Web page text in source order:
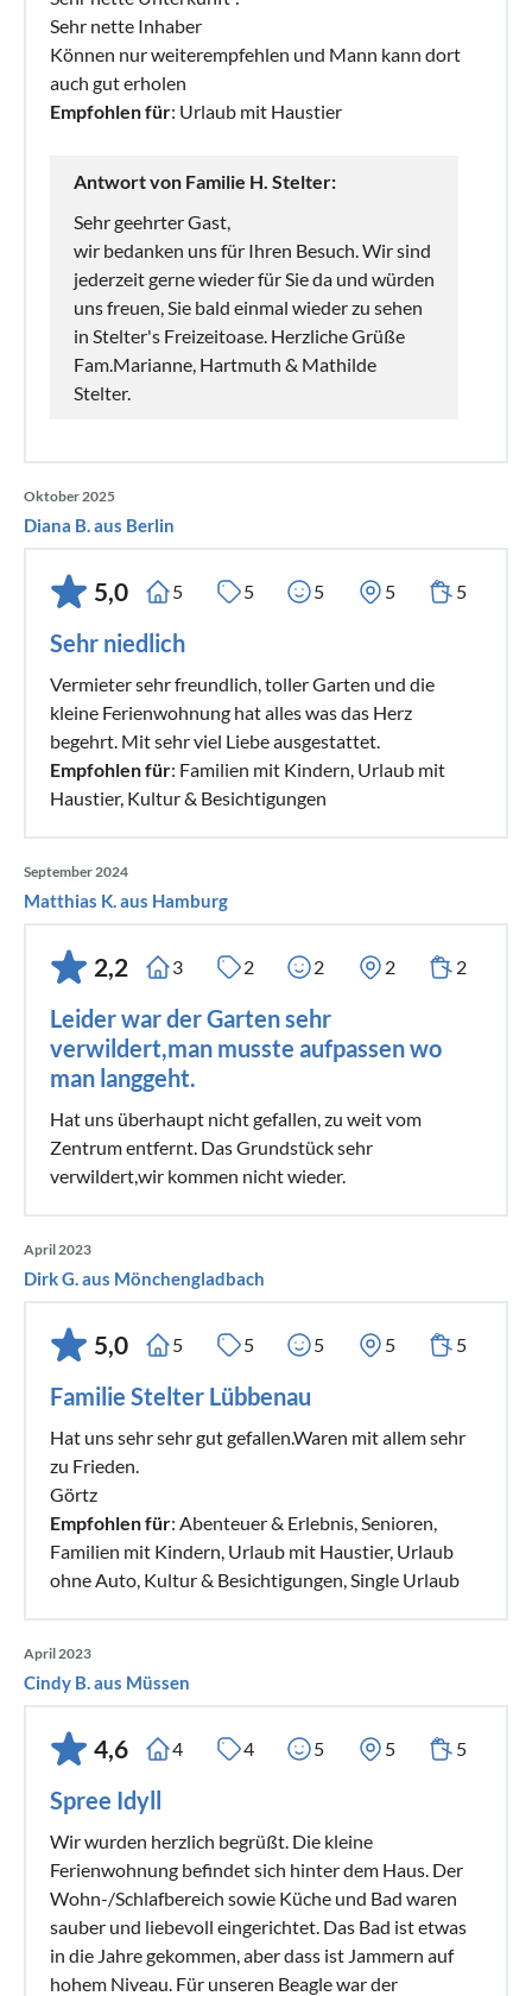
Sehr nette Inhaber
Können nur weiterempfehlen und Mann kann dort
auch gut erholen
Empfohlen für: Urlaub mit Haustier
Antwort von Familie H. Stelter:
Sehr geehrter Gast,
wir bedanken uns für Ihren Besuch. Wir sind
jederzeit gerne wieder für Sie da und würden
uns freuen, Sie bald einmal wieder zu sehen
in Stelter's Freizeitoase. Herzliche Grüße
Fam.Marianne, Hartmuth & Mathilde
Stelter.
Oktober 2025
Diana B. aus Berlin
5,0 5 5 5 5 5
Sehr niedlich
Vermieter sehr freundlich, toller Garten und die
kleine Ferienwohnung hat alles was das Herz
begehrt. Mit sehr viel Liebe ausgestattet.
Empfohlen für: Familien mit Kindern, Urlaub mit
Haustier, Kultur & Besichtigungen
September 2024
Matthias K. aus Hamburg
2,2 3 2 2 2 2
Leider war der Garten sehr
verwildert,man musste aufpassen wo
man langgeht.
Hat uns überhaupt nicht gefallen, zu weit vom
Zentrum entfernt. Das Grundstück sehr
verwildert,wir kommen nicht wieder.
April 2023
Dirk G. aus Mönchengladbach
5,0 5 5 5 5 5
Familie Stelter Lübbenau
Hat uns sehr sehr gut gefallen.Waren mit allem sehr
zu Frieden.
Görtz
Empfohlen für: Abenteuer & Erlebnis, Senioren,
Familien mit Kindern, Urlaub mit Haustier, Urlaub
ohne Auto, Kultur & Besichtigungen, Single Urlaub
April 2023
Cindy B. aus Müssen
4,6 4 4 5 5 5
Spree Idyll
Wir wurden herzlich begrüßt. Die kleine
Ferienwohnung befindet sich hinter dem Haus. Der
Wohn-/Schlafbereich sowie Küche und Bad waren
sauber und liebevoll eingerichtet. Das Bad ist etwas
in die Jahre gekommen, aber dass ist Jammern auf
hohem Niveau. Für unseren Beagle war der